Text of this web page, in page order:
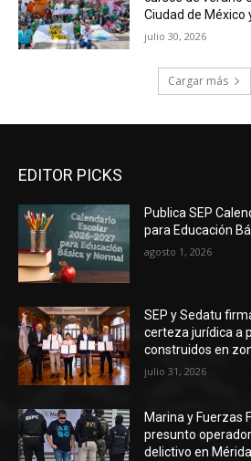
Ciudad de México
julio 30, 2026
Cargar más
EDITOR PICKS
Publica SEP
para Educación
agosto 1, 2026
SEP y Sedatu
certeza jurídica a
construidos en
julio 31, 2026
Marina y Fuerzas
presunto
delictivo en